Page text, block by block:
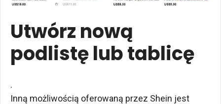
Utwórz nową
podlistę lub tablicę
.
Inną możliwością oferowaną przez Shein jest